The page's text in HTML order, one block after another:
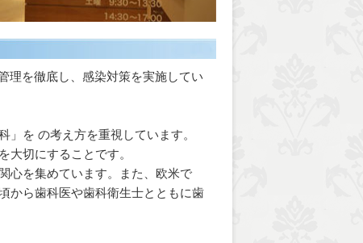
理を徹底し、感染対策を実施してい
を の考え方を重視しています。
大切にすることです。
心を集めています。また、欧米で
から歯科医や歯科衛生士とともに歯